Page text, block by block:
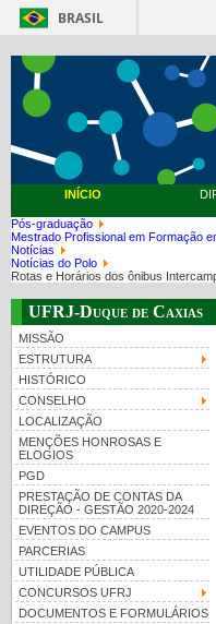
BRASIL
INÍCIO
Pós-graduação
Mestrado Profissional em Formação
Notícias
Notícias do Polo
Rotas e Horários dos ônibus
UFRJ-Duque de Caxias
MISSÃO
ESTRUTURA
HISTÓRICO
CONSELHO
LOCALIZAÇÃO
MENÇÕES HONROSAS E
ELOGIOS
PGD
PRESTAÇÃO DE CONTAS DA
DIREÇÃO - GESTÃO 2020-2024
EVENTOS DO CAMPUS
PARCERIAS
UTILIDADE PÚBLICA
CONCURSOS UFRJ
DOCUMENTOS E FORMULÁRIOS